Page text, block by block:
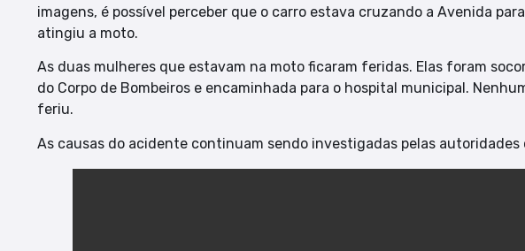
imagens, é possível perceber que o carro estava cruzando a Avenida
atingiu a moto.
As duas mulheres que estavam na moto ficaram feridas. Elas foram
do Corpo de Bombeiros e encaminhada para o hospital municipal.
feriu.
As causas do acidente continuam sendo investigadas pelas autoridades